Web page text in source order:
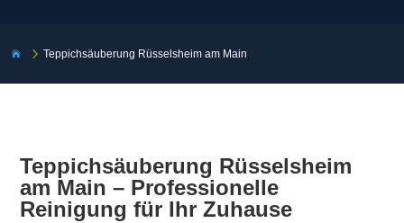
 5Teppichsäuberung Rüsselsheim am Main
Teppichsäuberung Rüsselsheim
am Main – Professionelle
Reinigung für Ihr Zuhause